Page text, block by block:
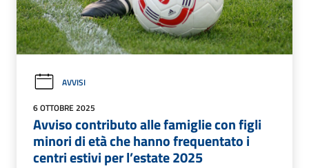
AVVISI
6 OTTOBRE 2025
Avviso contributo alle famiglie con figli
minori di età che hanno frequentato i
centri estivi per l’estate 2025